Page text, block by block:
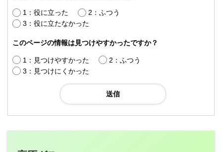
1：役に立った
2：ふつう
3：役に立たなかった
このページの情報は見つけやすかったですか？
1：見つけやすかった
2：ふつう
3：見つけにくかった